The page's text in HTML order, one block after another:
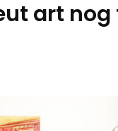
art